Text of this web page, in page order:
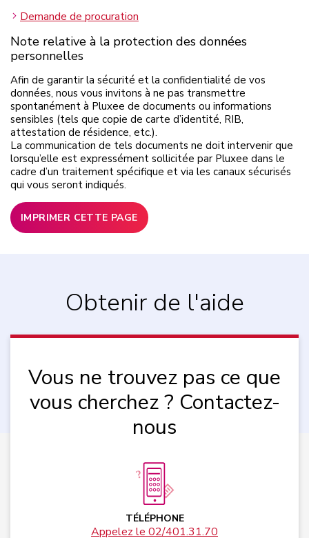
Demande de procuration
Note relative à la protection des données
personnelles
Afin de garantir la sécurité et la confidentialité de vos
données, nous vous invitons à ne pas transmettre
spontanément à Pluxee de documents ou informations
sensibles (tels que copie de carte d’identité, RIB,
attestation de résidence, etc.).
La communication de tels documents ne doit intervenir que
lorsqu’elle est expressément sollicitée par Pluxee dans le
cadre d’un traitement spécifique et via les canaux sécurisés
qui vous seront indiqués.
IMPRIMER CETTE PAGE
Obtenir de l'aide
Vous ne trouvez pas ce que
vous cherchez ? Contactez-
nous
TÉLÉPHONE
Appelez le 02/401.31.70